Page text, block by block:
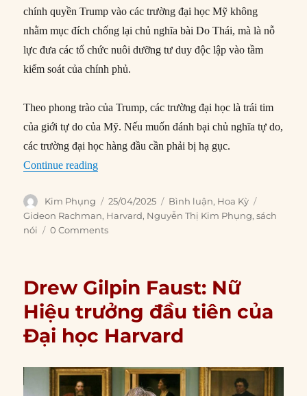
chính quyền Trump vào các trường đại học Mỹ không
nhằm mục đích chống lại chủ nghĩa bài Do Thái, mà là nỗ
lực đưa các tổ chức nuôi dưỡng tư duy độc lập vào tầm
kiểm soát của chính phủ.
Theo phong trào của Trump, các trường đại học là trái tim
của giới tự do của Mỹ. Nếu muốn đánh bại chủ nghĩa tự do,
các trường đại học hàng đầu cần phải bị hạ gục.
Continue reading“Trump, Vance, và cuộc tấn công vào các
Author
Kim Phụng
Posted
on
25/04/2025 Categories
Bình luận, Hoa Kỳ
Gideon Rachman, Harvard, Nguyễn Thị Kim Phụng,sách
nói
0 Comments
Drew Gilpin Faust: Nữ
Hiệu trưởng đầu tiên của
Đại học Harvard